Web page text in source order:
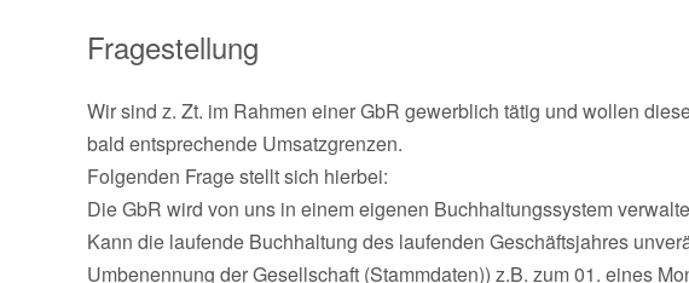
Fragestellung
Wir sind z. Zt. im Rahmen einer GbR gewerblich tätig und wollen
bald entsprechende Umsatzgrenzen.
Folgenden Frage stellt sich hierbei:
Die GbR wird von uns in einem eigenen Buchhaltungssystem
Kann die laufende Buchhaltung des laufenden Geschäftsjahres
Umbenennung der Gesellschaft (Stammdaten)) z.B. zum 01. eines